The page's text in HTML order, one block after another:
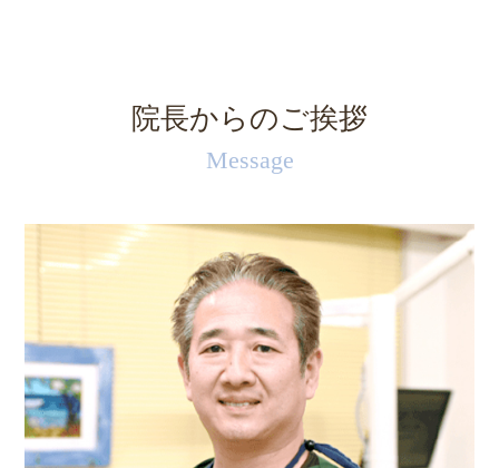
院長からのご挨拶
Message